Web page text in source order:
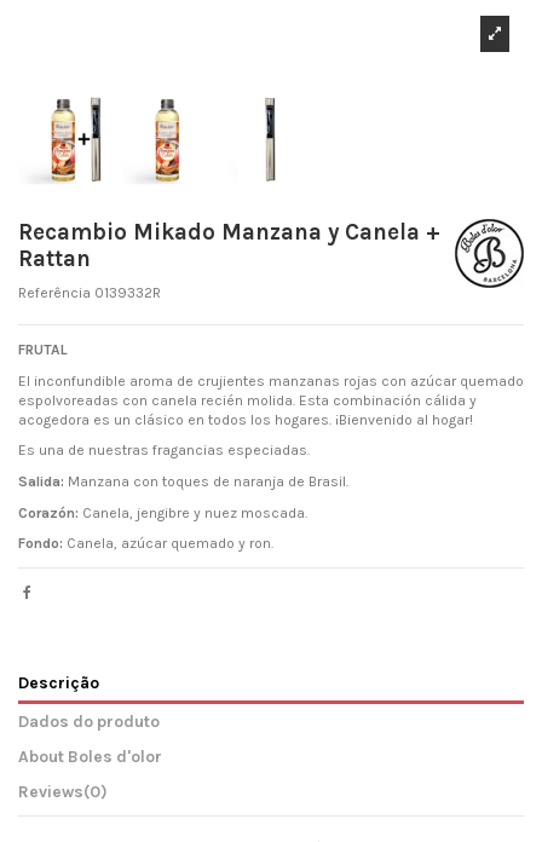
Recambio Mikado Manzana y Canela +
Rattan
Referência 0139332R
FRUTAL
El inconfundible aroma de crujientes manzanas rojas con azúcar quemado
espolvoreadas con canela recién molida. Esta combinación cálida y
acogedora es un clásico en todos los hogares. ¡Bienvenido al hogar!
Es una de nuestras fragancias especiadas.
Salida: Manzana con toques de naranja de Brasil.
Corazón: Canela, jengibre y nuez moscada.
Fondo: Canela, azúcar quemado y ron.
Descrição
Dados do produto
About Boles d'olor
Reviews(0)